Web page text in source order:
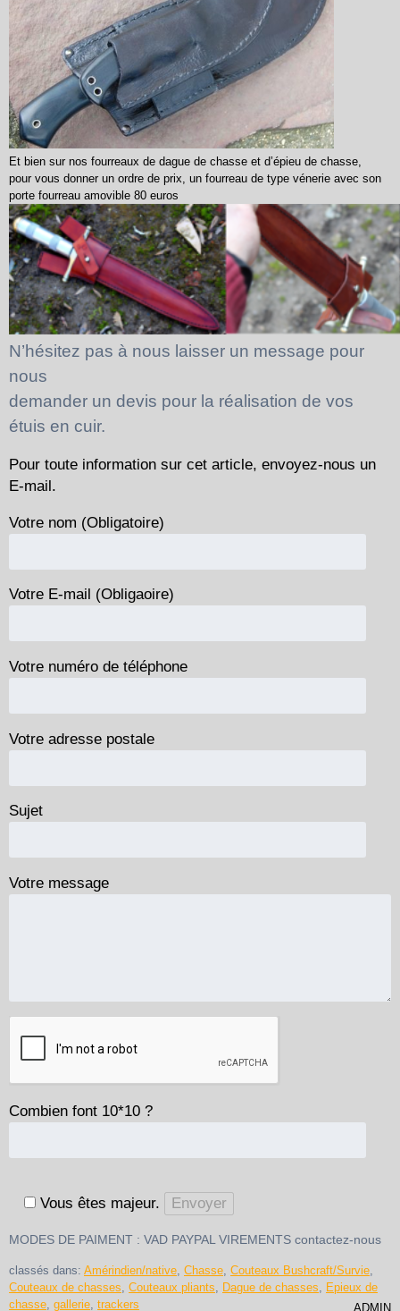
Et bien sur nos fourreaux de dague de chasse et d’épieu de chasse,
pour vous donner un ordre de prix, un fourreau de type vénerie avec son
porte fourreau amovible 80 euros
N’hésitez pas à nous laisser un message pour
nous
demander un devis pour la réalisation de vos
étuis en cuir.
Pour toute information sur cet article, envoyez-nous un
E-mail.
Votre nom (Obligatoire)
Votre E-mail (Obligaoire)
Votre numéro de téléphone
Votre adresse postale
Sujet
Votre message
Combien font 10*10 ?
Vous êtes majeur.
MODES DE PAIMENT : VAD PAYPAL VIREMENTS contactez-nous
classés dans: Amérindien/native, Chasse, Couteaux Bushcraft/Survie,
Couteaux de chasses, Couteaux pliants, Dague de chasses, Epieux de
chasse, gallerie, trackers ADMIN